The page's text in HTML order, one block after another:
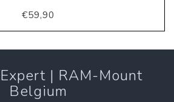
€59,90
| RAM-Mount
Belgium